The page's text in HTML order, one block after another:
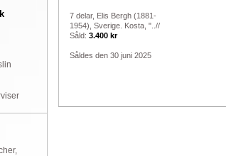
7 delar, Elis Bergh (1881-
1954), Sverige. Kosta, "..//
Såld: 3.400 kr
Såldes den 30 juni 2025